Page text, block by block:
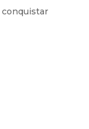
conquistar